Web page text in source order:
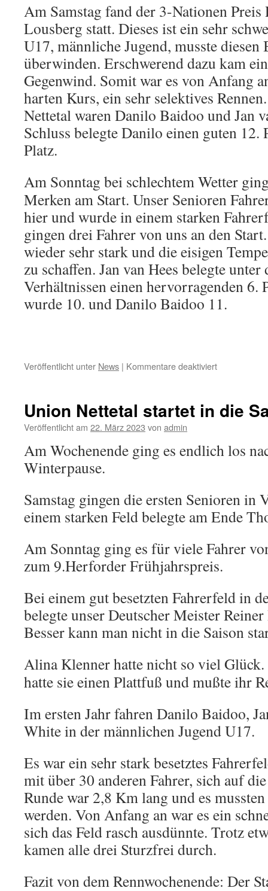
Großen
Osterpreis
der
Bade-
und
Rotweinstadt
Ahrweiler
Am Samstag fand der 3-Nationen Preis
Lousberg statt. Dieses ist ein sehr
U17, männliche Jugend, musste diesen
überwinden. Erschwerend dazu kam
Gegenwind. Somit war es von Anfang
harten Kurs, ein sehr selektives
Nettetal waren Danilo Baidoo und Jan
Schluss belegte Danilo einen guten 12.
Platz.
Am Sonntag bei schlechtemWetter
Merken am Start. Unser Senioren
hier und wurde in einem starken
gingen drei Fahrer von uns an den
wieder sehr stark und die eisigen
zu schaffen. Jan van Hees belegte
Verhältnissen einen hervorragenden
wurde 10. und Danilo Baidoo 11.
Veröffentlicht unter News | Kommentare deaktiviert
den
Lousberg
um
Union Nettetal startet in die
Veröffentlicht am 22. März 2023 von admin
Am Wochenende ging es endlich los
Winterpause.
Samstag gingen die ersten Senioren in
einem starken Feld belegte am Ende
Am Sonntag ging es für viele Fahrer
zum 9.Herforder Frühjahrspreis.
Bei einem gut besetzten Fahrerfeld in
belegte unser Deutscher Meister
Besser kann man nicht in die Saison
Alina Klenner hatte nicht so viel
hatte sie einen Plattfuß und mußte ihr
Im ersten Jahr fahren Danilo Baidoo,
White in der männlichen Jugend U17.
Es war ein sehr stark besetztes
mit über 30 anderen Fahrer, sich auf
Runde war 2,8 Km lang und es
werden. Von Anfang an war es ein
sich das Feld rasch ausdünnte. Trotz
kamen alle drei Sturzfrei durch.
Fazit von dem Rennwochenende: Der